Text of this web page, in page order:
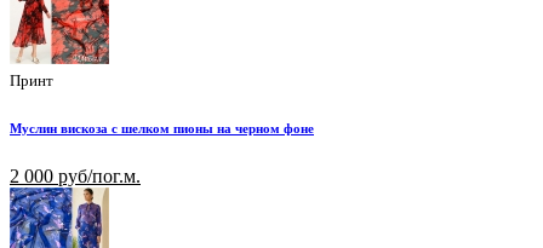
Принт
Муслин вискоза с шелком пионы на черном фоне
2 000 руб/пог.м.